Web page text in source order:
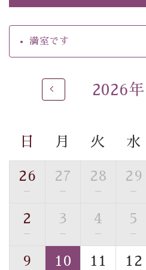
・朝食はこだわりの味噌汁を
【温泉】
るご入浴をお愉しみください。
■お座敷風呂（大浴場）
す。
※男性大浴場までのご移動に
ご了承のほどお願いいたします
眺望はございませんが、源泉
む貸切温泉風呂です。ゆった
トな空間をお愉しみください
満室です
2026
日 月 火 水
26
—
27
—
28
—
29
—
2
—
3
—
4
—
5
—
9 10 11 12